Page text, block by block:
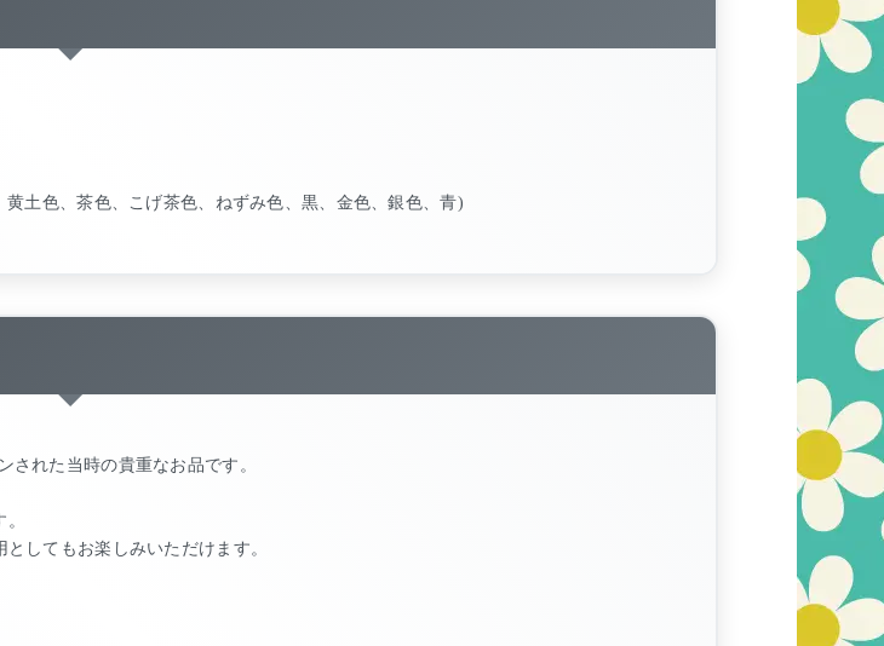
土色、茶色、こげ茶色、ねずみ色、黒、金色、銀色、青)
れた当時の貴重なお品です。
してもお楽しみいただけます。